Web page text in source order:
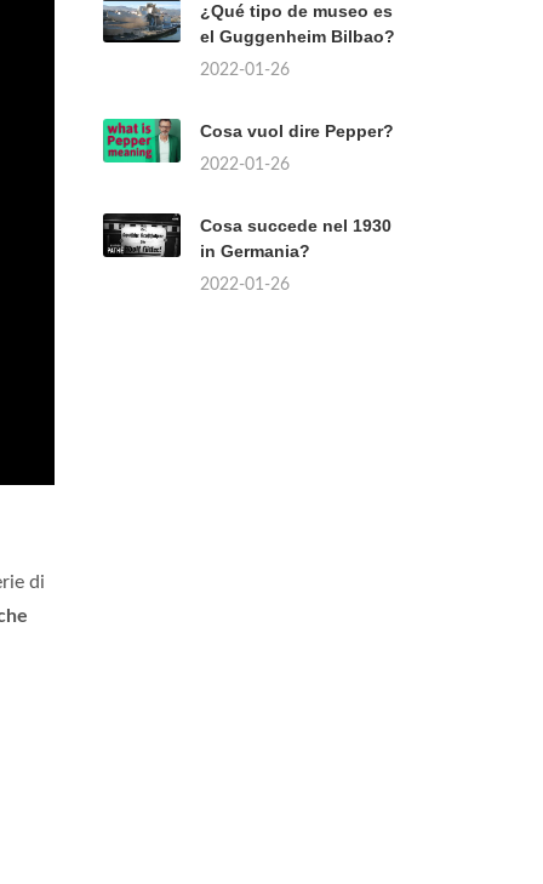
di
¿Qué tipo de museo es
el Guggenheim Bilbao?
2022-01-26
Cosa vuol dire Pepper?
2022-01-26
Cosa succede nel 1930
in Germania?
2022-01-26